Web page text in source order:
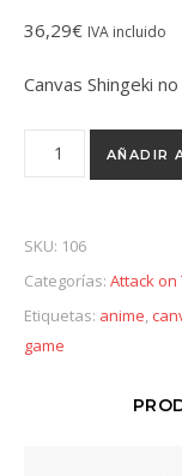
36,29€ IVA incluido
Canvas Shingeki
AÑADIR
SKU: 106
Categorías: Attack on
Etiquetas: anime,
game